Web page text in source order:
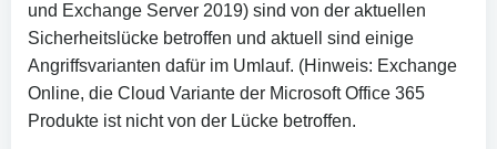
und Exchange Server 2019) sind von der aktuellen
Sicherheitslücke betroffen und aktuell sind einige
Angriffsvarianten dafür im Umlauf. (Hinweis: Exchange
Online, die Cloud Variante der Microsoft Office 365
Produkte ist nicht von der Lücke betroffen.